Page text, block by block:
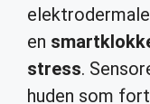
en
stress.
huden som